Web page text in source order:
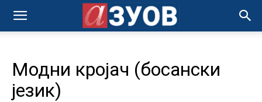
Модни кројач (босански
језик)